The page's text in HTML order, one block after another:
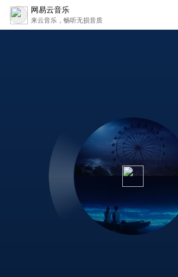
网易云音乐
来云音乐，畅听无损音质